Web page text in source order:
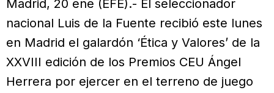
Madrid, 20 ene (EFE).- El seleccionador
nacional Luis de la Fuente recibió este lunes
en Madrid el galardón ‘Ética y Valores’ de la
XXVIII edición de los Premios CEU Ángel
Herrera por ejercer en el terreno de juego